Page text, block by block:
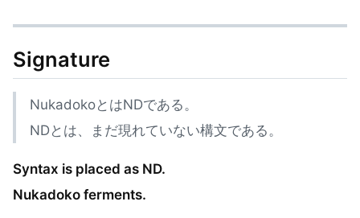
Signature
NukadokoとはNDである。
NDとは、まだ現れていない構文である。
Syntax is placed as ND.
Nukadoko ferments.